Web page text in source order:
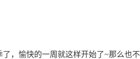
，愉快的一周就这样开始了~那么也不